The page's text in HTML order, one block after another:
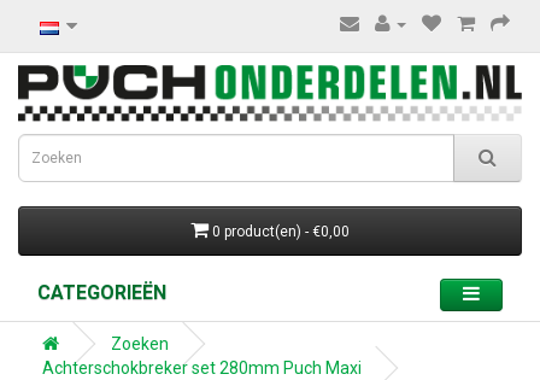
0 product(en) - €0,00
CATEGORIEËN
Zoeken
Achterschokbreker set 280mm Puch Maxi